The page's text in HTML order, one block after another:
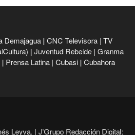
Demajagua | CNC Televisora | TV
| Juventud Rebelde | Granma
| Prensa Latina | Cubasi | Cubahora
Leyva. | J'Grupo Redacción Digital: